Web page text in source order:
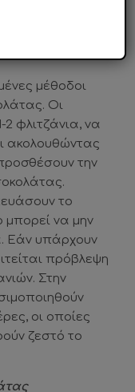
μέθοδοι
Οι
2 φλιτζάνια, να
ακολουθώντας
την
το
να μην
Εάν υπάρχουν
πρόβλεψη
Στην
οι οποίες
ζεστό το